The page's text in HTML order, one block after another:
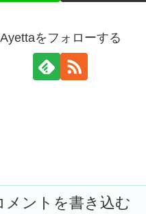
Ayettaをフォローする
メントを書き込む